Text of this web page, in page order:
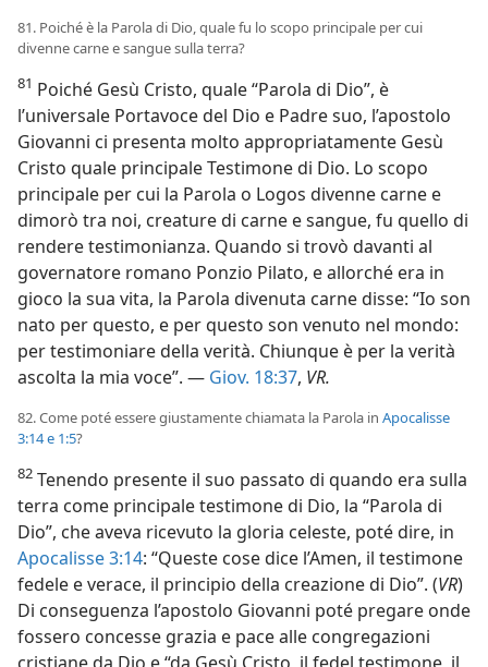
81. Poiché è la Parola di Dio, quale fu lo scopo principale per cui
divenne carne e sangue sulla terra?
81 Poiché Gesù Cristo, quale “Parola di Dio”, è
l’universale Portavoce del Dio e Padre suo, l’apostolo
Giovanni ci presenta molto appropriatamente Gesù
Cristo quale principale Testimone di Dio. Lo scopo
principale per cui la Parola o Logos divenne carne e
dimorò tra noi, creature di carne e sangue, fu quello di
rendere testimonianza. Quando si trovò davanti al
governatore romano Ponzio Pilato, e allorché era in
gioco la sua vita, la Parola divenuta carne disse: “Io son
nato per questo, e per questo son venuto nel mondo:
per testimoniare della verità. Chiunque è per la verità
ascolta la mia voce”. — Giov. 18:37, VR.
82. Come poté essere giustamente chiamata la Parola in Apocalisse
3:14 e 1:5?
82 Tenendo presente il suo passato di quando era sulla
terra come principale testimone di Dio, la “Parola di
Dio”, che aveva ricevuto la gloria celeste, poté dire, in
Apocalisse 3:14: “Queste cose dice l’Amen, il testimone
fedele e verace, il principio della creazione di Dio”. (VR)
Di conseguenza l’apostolo Giovanni poté pregare onde
fossero concesse grazia e pace alle congregazioni